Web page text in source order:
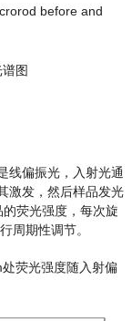
before and
图
线偏振光，入射光通
激发，然后样品发光
荧光强度，每次旋
周期性调节。
荧光强度随入射偏